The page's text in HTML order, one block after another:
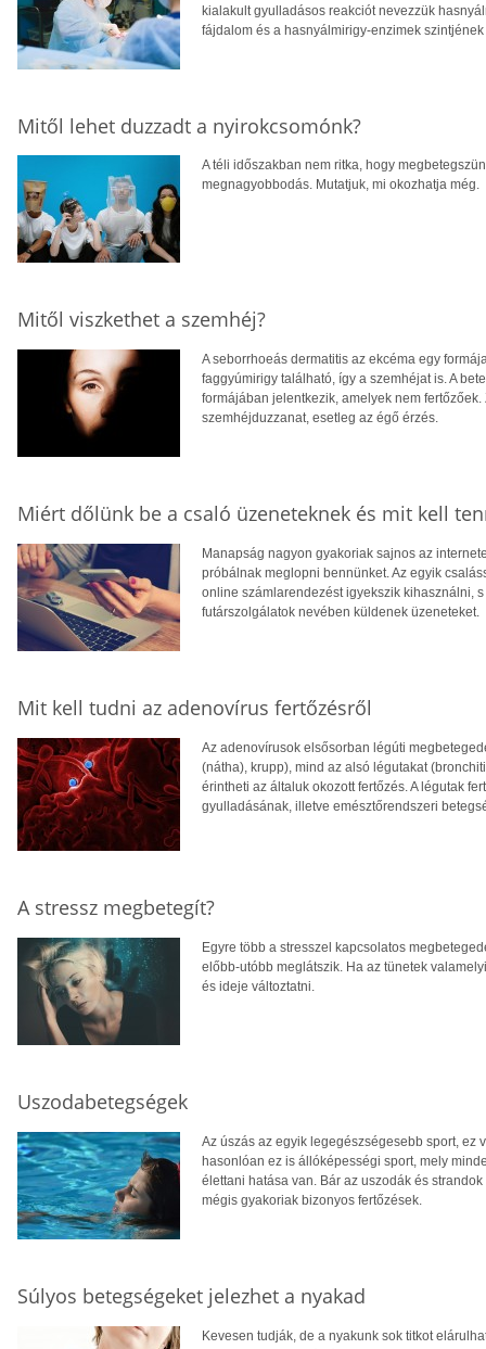
kialakult gyulladásos reakciót nevezzük
fájdalom és a hasnyálmirigy-enzimek
Mitől lehet duzzadt a nyirokcsomónk?
A téli időszakban nem ritka, hogy
megnagyobbodás. Mutatjuk, mi okozhatja még.
Mitől viszkethet a szemhéj?
A seborrhoeás dermatitis az ekcéma egy
faggyúmirigy található, így a szemhéjat is. A
formájában jelentkezik, amelyek nem
szemhéjduzzanat, esetleg az égő érzés.
Miért dőlünk be a csaló üzeneteknek és mit kell
Manapság nagyon gyakoriak sajnos az
próbálnak meglopni bennünket. Az egyik
online számlarendezést igyekszik kihasználni,
futárszolgálatok nevében küldenek üzeneteket.
Mit kell tudni az adenovírus fertőzésről
Az adenovírusok elsősorban légúti
(nátha), krupp), mind az alsó légutakat
érintheti az általuk okozott fertőzés. A légutak
gyulladásának, illetve emésztőrendszeri
A stressz megbetegít?
Egyre több a stresszel kapcsolatos
előbb-utóbb meglátszik. Ha az tünetek
és ideje változtatni.
Uszodabetegségek
Az úszás az egyik legegészségesebb sport, ez
hasonlóan ez is állóképességi sport, mely
élettani hatása van. Bár az uszodák és
mégis gyakoriak bizonyos fertőzések.
Súlyos betegségeket jelezhet a nyakad
Kevesen tudják, de a nyakunk sok titkot